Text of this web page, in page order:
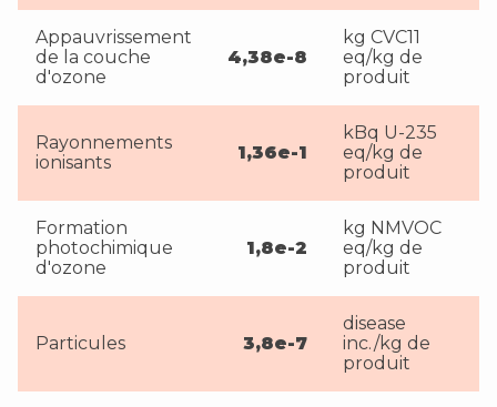
Appauvrissement
de la couche
d'ozone
4,38e-8
kg CVC11
eq/kg de
produit
Rayonnements
ionisants
1,36e-1
kBq U-235
eq/kg de
produit
Formation
photochimique
d'ozone
1,8e-2
kg NMVOC
eq/kg de
produit
Particules 3,8e-7
disease
inc./kg de
produit